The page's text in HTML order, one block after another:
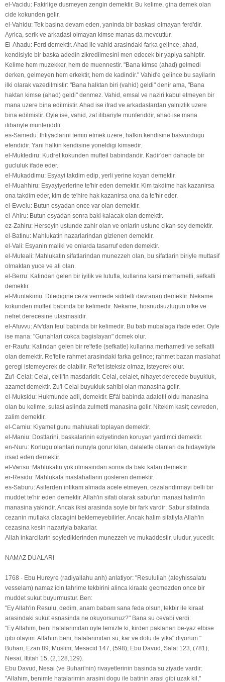
el-Vacidu: Fakirlige dusmeyen zengin demektir. Bu kelime, gina demek olan
cide kokunden gelir.
el-Vahidu: Tek basina devam eden, yaninda bir baskasi olmayan ferd'dir.
Ayrica, serik ve arkadasi olmayan kimse manas da mevcuttur.
El-Ahadu: Ferd demektir. Ahad ile vahid arasindaki farka gelince, ahad,
kendisiyle bir baska adedin zikredilmesini men edecek bir yapiya sahiptir.
Kelime hem muzekker, hem de muennestir. "Bana kimse (ahad) gelmedi
derken, gelmeyen hem erkektir, hem de kadindir." Vahid'e gelince bu sayilarin
ilki olarak vazedilmistir: "Bana halktan biri (vahid) geldi" denir ama, "Bana
haktan kimse (ahad) geldi" denmez. Vahid, emsal ve naziri kabul etmeyen bir
mana uzere bina edilmistir. Ahad ise ifrad ve arkadaslardan yalnizlik uzere
bina edilmistir. Oyle ise, vahid, zat itibariyle munferiddir, ahad ise mana
itibariyle munferiddir.
es-Samedu: Ihtiyaclarini temin etmek uzere, halkin kendisine basvurdugu
efendidir. Yani halkin kendisine yoneldigi kimsedir.
el-Muktediru: Kudret kokunden mufteil babindandir. Kadir'den dahaote bir
gucluluk ifade eder.
el-Mukaddimu: Esyayi takdim edip, yerli yerine koyan demektir.
el-Muahhiru: Esyayiyerlerine te'hir eden demektir. Kim takdime hak kazanirsa
ona takdim eder, kim de te'hire hak kazanirsa ona da te'hir eder.
el-Evvelu: Butun esyadan once var olan demektir.
el-Ahiru: Butun esyadan sonra baki kalacak olan demektir.
ez-Zahiru: Herseyin ustunde zahir olan ve onlarin ustune cikan sey demektir.
el-Batinu: Mahlukatin nazarlarindan gizlenen demektir.
el-Vali: Esyanin maliki ve onlarda tasarruf eden demektir.
el-Muteali: Mahlukatin sifatlarindan munezzeh olan, bu sifatlarin biriyle muttasif
olmaktan yuce ve ali olan.
el-Berru: Katindan gelen bir iyilik ve lutufla, kullarina karsi merhametli, sefkatli
demektir.
el-Muntakimu: Diledigine ceza vermede siddetli davranan demektir. Nekame
kokunden mufteil babinda bir kelimedir. Nekame, hosnudsuzlugun ofke ve
nefret derecesine ulasmasidir.
el-Afuvvu: Afv'dan feul babinda bir kelimedir. Bu bab mubalaga ifade eder. Oyle
ise mana: "Gunahlari cokca bagislayan" dcmek olur.
er-Raufu: Katindan gelen bir re'fetle (sefkatle) kullarina merhametli ve sefkatli
olan demektir. Re'fetle rahmet arasindaki farka gelince; rahmet bazan maslahat
geregi istemeyerek de olabilir. Re'fet isteksiz olmaz, isteyerek olur.
Zu'l-Celal: Celal, celil'in masdaridir. Celal, celalet, nihayet derecede buyukluk,
azamet demektir. Zu'l-Celal buyukluk sahibi olan manasina gelir.
el-Muksidu: Hukmunde adil, demektir. Ef'àl babinda adaletli oldu manasina
olan bu kelime, sulasi aslinda zulmetti manasina gelir. Nitekim kasit; cevreden,
zalim demektir.
el-Camiu: Kiyamet gunu mahlukati toplayan demektir.
el-Maniu: Dostlarini, baskalarinin eziyetinden koruyan yardimci demektir.
en-Nuru: Korlugu olanlari nuruyla gorur kilan, dalalette olanlari da hidayetiyle
irsad eden demektir.
el-Varisu: Mahlukatin yok olmasindan sonra da baki kalan demektir.
er-Residu: Mahlukata maslahatlarin gosteren demektir.
es-Saburu: Asilerden intikam almada acele etmeyen, cezalandirmayi belli bir
muddet te'hir eden demektir. Allah'in sifati olarak sabur'un manasi halim'in
manasina yakindir. Ancak ikisi arasinda soyle bir fark vardir: Sabur sifatinda
cezanin mutlaka olacagini beklemeyebilirler. Ancak halim sifatiyla Allah'in
cezasina kesin nazariyla bakarlar.
Allah inkarcilarin soylediklerinden munezzeh ve mukaddestir, uludur, yucedir.
NAMAZ DUALARI
1768 - Ebu Hureyre (radiyallahu anh) anlatiyor: "Resulullah (aleyhissalatu
vesselam) namaz icin tahrime tekbirini alinca kiraate gecmezden once bir
muddet sukut buyurmustur. Ben:
"Ey Allah'in Resulu, dedim, anam babam sana feda olsun, tekbir ile kiraat
arasindaki sukut esnasinda ne okuyorsunuz?" Bana su cevabi verdi:
"Ey Allahim, beni hatalarimdan oyle temizle ki, kirden paklanan be-yaz elbise
gibi olayim. Allahim beni, hatalarimdan su, kar ve dolu ile yika" diyorum."
Buhari, Ezan 89; Muslim, Mesacid 147, (598); Ebu Davud, Salat 123, (781);
Nesai, Iftitah 15, (2,128,129).
Ebu Davud, Nesai (ve Buhari'nin) rivayetlerinin basinda su ziyade vardir:
"Allahim, benimle hatalarimin arasini dogu ile batinin arasi gibi uzak kil,"